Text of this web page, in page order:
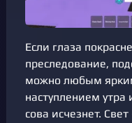
Если глаза
преследование,
можно любым
наступлением
сова исчезнет.